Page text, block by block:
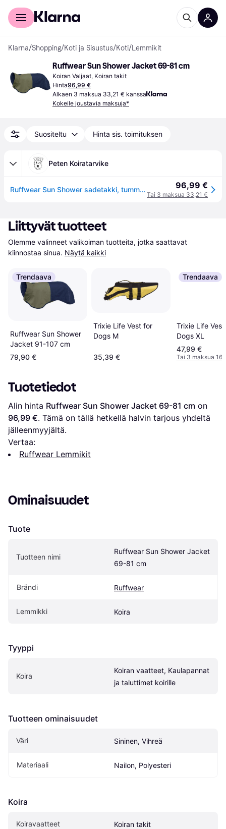
Kuluttajille
Klarna/Shopping/Koti ja Sisustus/Koti/Lemmikit
Ruffwear Sun Shower Jacket 69-81 cm
Koiran Valjaat, Koiran takit
Hinta96,99 €
Alkaen 3 maksua 33,21 € kanssa
Kokeile joustavia maksuja*
Suositeltu Hinta sis. toimituksen
Peten Koiratarvike
Ruffwear Sun Shower sadetakki, tummansininen 96,99 €
Tai 3 maksua 33,21 €
Liittyvät tuotteet
Olemme valinneet valikoiman tuotteita, jotka saattavat
kiinnostaa sinua. Näytä kaikki
Trendaava
Ruffwear Sun Shower
Jacket 91-107 cm
79,90 €
Trixie Life Vest for
Dogs M
35,39 €
Trendaava
Trixie Life
Dogs XL
47,99 €
Tai 3 maksua
Tuotetiedot
Alin hinta Ruffwear Sun Shower Jacket 69-81 cm
96,99 €. Tämä on tällä hetkellä halvin tarjous yhdeltä
jälleenmyyjältä.
Vertaa:
Ruffwear Lemmikit
Ominaisuudet
Tuote
Tuotteen nimi
Ruffwear Sun Shower Jacket
69-81 cm
Brändi Ruffwear
Lemmikki Koira
Tyyppi
Koira
Koiran vaatteet, Kaulapannat
ja taluttimet koirille
Tuotteen ominaisuudet
Väri Sininen, Vihreä
Materiaali Nailon, Polyesteri
Koira
Koiravaatteet Koiran takit